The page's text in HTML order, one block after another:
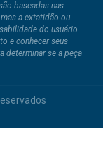
baseadas nas
a extatidão ou
do usuário
e conhecer seus
determinar se a peça